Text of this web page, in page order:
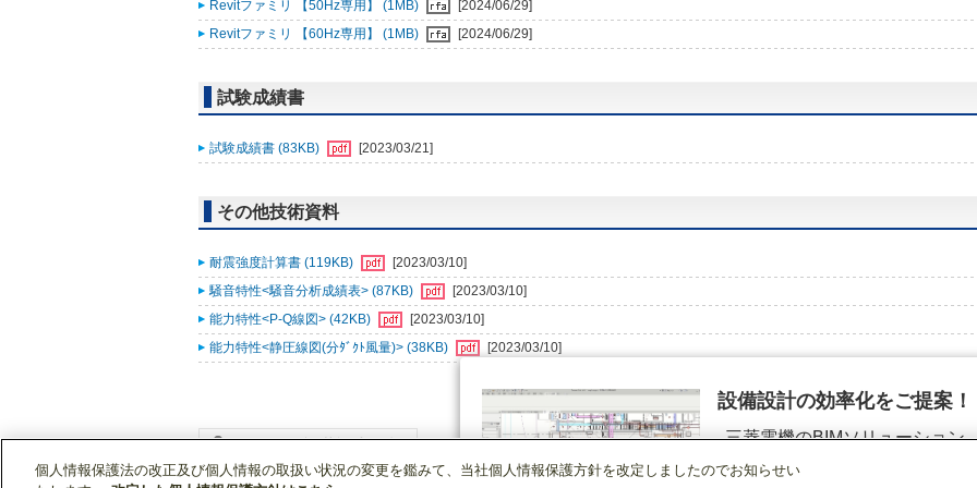
Revitファミリ 【50Hz専用】 (1MB)
[2024/06/29]
Revitファミリ 【60Hz専用】 (1MB)
[2024/06/29]
試験成績書
試験成績書 (83KB) [2023/03/21]
その他技術資料
耐震強度計算書 (119KB)
[2023/03/10]
騒音特性<騒音分析成績表> (87KB)
[2023/03/10]
能力特性<P-Q線図> (42KB)
[2023/03/10]
能力特性<静圧線図(分ﾀﾞｸﾄ風量)> (38KB)
[2023/03/10]
設備設計の効率化をご提案！
三菱電機のBIMソリューション
（空調.換気.照明）
個人情報保護法の改正及び個人情報の取扱い状況の変更を鑑みて、当社個人情報保護方針を改定しましたのでお知らせい